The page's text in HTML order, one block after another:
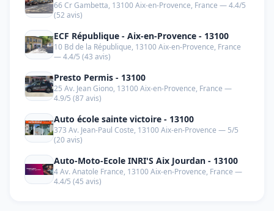
66 Cr Gambetta, 13100 Aix-en-Provence, France — 4.4/5
(52 avis)
ECF République - Aix-en-Provence - 13100
10 Bd de la République, 13100 Aix-en-Provence, France
— 4.4/5 (43 avis)
Presto Permis - 13100
25 Av. Jean Giono, 13100 Aix-en-Provence, France —
4.9/5 (87 avis)
Auto école sainte victoire - 13100
373 Av. Jean-Paul Coste, 13100 Aix-en-Provence — 5/5
(20 avis)
Auto-Moto-Ecole INRI'S Aix Jourdan - 13100
4 Av. Anatole France, 13100 Aix-en-Provence, France —
4.4/5 (45 avis)